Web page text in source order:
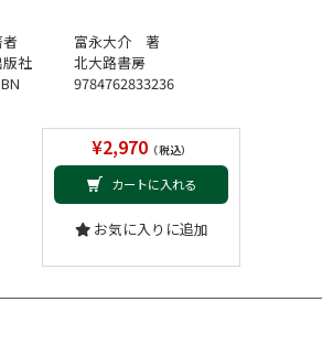
富永大介 著
版社
北大路書房
9784762833236
¥2,970（税込）
カートに入れる
お気に入りに追加